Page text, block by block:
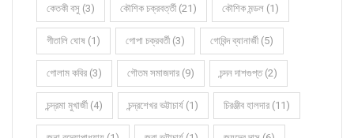
কেতকী বসু (3) কৌশিক চক্রবর্ত্তী (21) কৌশিক মন্ডল (1)
গীতালি ঘোষ (1) গোপা চক্রবর্তী (3) গোবিন্দ ব্যানার্জী (5)
গোলাম কবির (3) গৌতম সমাজদার (9) চন্দন দাশগুপ্ত (2)
চন্দ্রমা মুখার্জী (4) চন্দ্রশেখর ভট্টাচার্য (1) চিরঞ্জীব হালদার (11)